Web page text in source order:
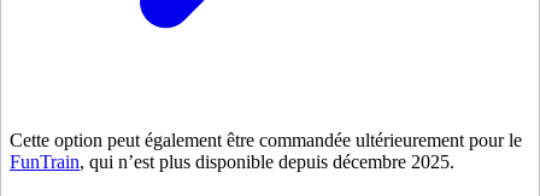
Cette option peut également être commandée ultérieurement pour le
FunTrain, qui n’est plus disponible depuis décembre 2025.